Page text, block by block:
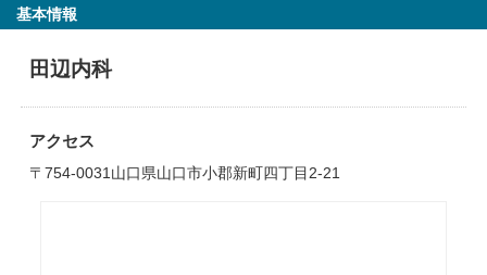
基本情報
田辺内科
アクセス
〒754-0031山口県山口市小郡新町四丁目2-21